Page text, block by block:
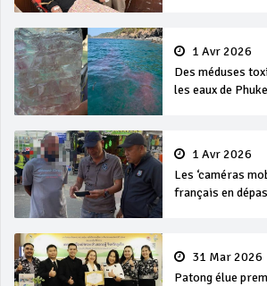
1 Avr 2026
Des méduses
les eaux de
1 Avr 2026
Les ‘caméras
français en
31 Mar 2026
Patong élue